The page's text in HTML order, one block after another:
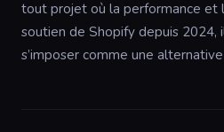
tout projet où la performance
soutien de Shopify depuis 2024,
s’imposer comme une